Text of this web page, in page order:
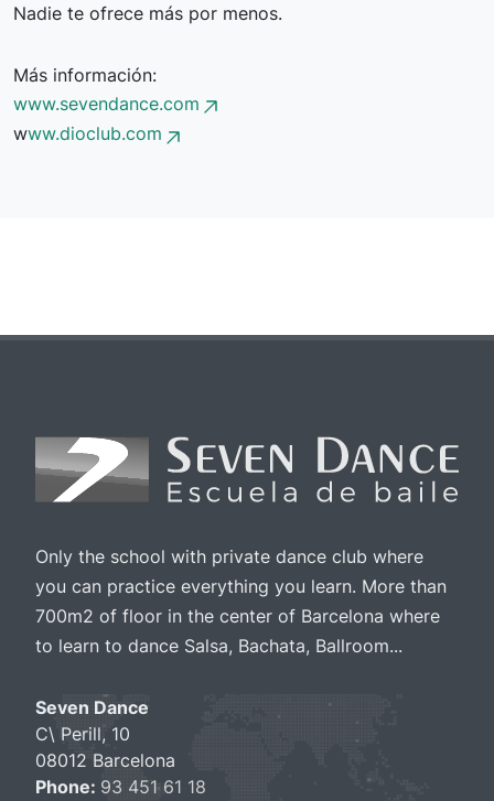
Nadie te ofrece más por menos.
Más información:
www.sevendance.com
www.dioclub.com
Only the school with private dance club where
you can practice everything you learn. More than
700m2 of floor in the center of Barcelona where
to learn to dance Salsa, Bachata, Ballroom...
Seven Dance
C\ Perill, 10
08012 Barcelona
Phone: 93 451 61 18